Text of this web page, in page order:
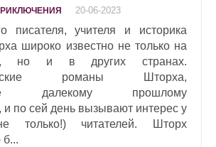
20-06-2023
писателя, учителя и историка
широко известно не только на
но и в других странах.
романы Шторха,
далекому прошлому
и по сей день вызывают интерес у
читателей. Шторх
б...